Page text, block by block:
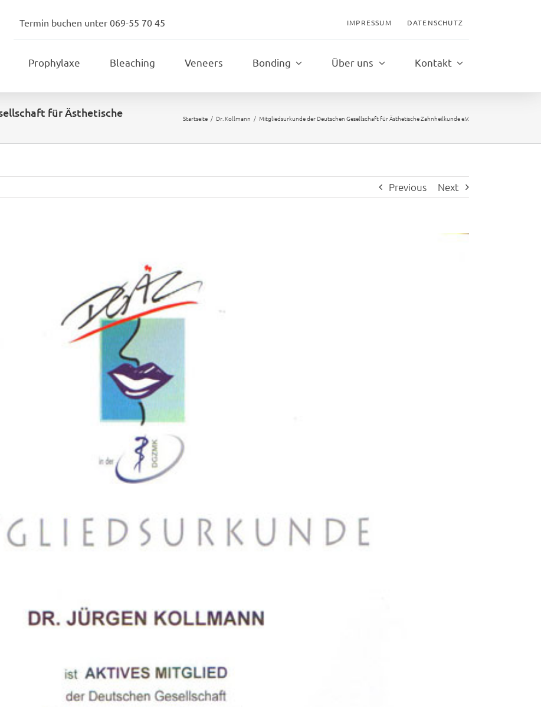
Termin buchen unter 069-55 70 45 IMPRESSUM DATENSCHUTZ
Prophylaxe Bleaching Veneers Bonding Über uns Kontakt
für Ästhetische
Startseite Dr. Kollmann Mitgliedsurkunde der Deutschen Gesellschaft für Ästhetische Zahnheilkunde e.V.
Previous Next